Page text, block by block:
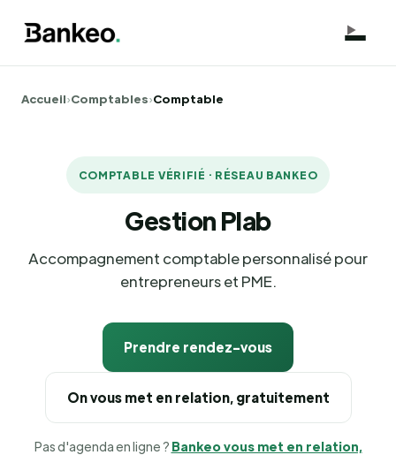
Accueil›Comptables›Comptable
COMPTABLE VÉRIFIÉ · RÉSEAU BANKEO
Gestion Plab
Accompagnement comptable personnalisé pour
entrepreneurs et PME.
Prendre rendez-vous
On vous met en relation, gratuitement
Pas d'agenda en ligne ? Bankeo vous met en relation,